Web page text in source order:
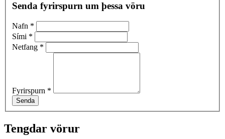
Senda fyrirspurn um þessa vöru
Nafn *
Sími *
Netfang *
Fyrirspurn *
Senda
Tengdar vörur